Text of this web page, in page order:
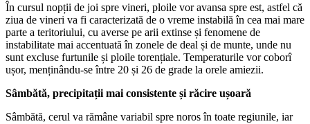
În cursul nopții de joi spre vineri, ploile vor avansa spre est, astfel că
ziua de vineri va fi caracterizată de o vreme instabilă în cea mai mare
parte a teritoriului, cu averse pe arii extinse și fenomene de
instabilitate mai accentuată în zonele de deal și de munte, unde nu
sunt excluse furtunile și ploile torențiale. Temperaturile vor coborî
ușor, menținându-se între 20 și 26 de grade la orele amiezii.
Sâmbătă, precipitații mai consistente și răcire ușoară
Sâmbătă, cerul va rămâne variabil spre noros în toate regiunile, iar